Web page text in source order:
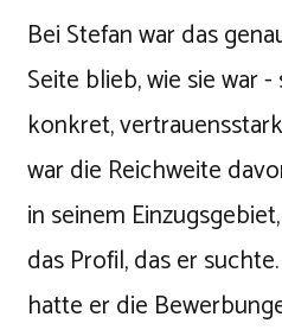
Bei Stefan war das
Seite blieb, wie sie war
konkret,
war die Reichweite
in seinem
das Profil, das er
hatte er die